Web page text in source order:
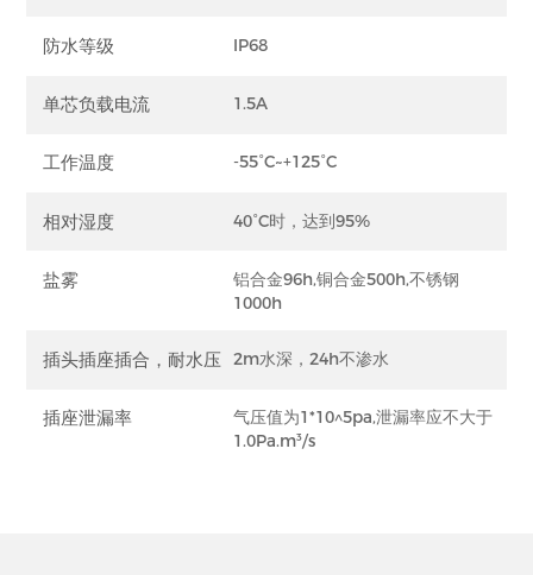
防水等级 IP68
单芯负载电流 1.5A
工作温度 -55°C~+125°C
相对湿度 40°C时，达到95%
盐雾
铝合金96h,铜合金500h,不锈钢
1000h
插头插座插合，耐水压 2m水深，24h不渗水
插座泄漏率
气压值为1*10^5pa,泄漏率应不大于
1.0Pa.m³/s